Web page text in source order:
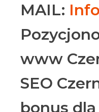
MAIL:
www
SEO
bonus dla